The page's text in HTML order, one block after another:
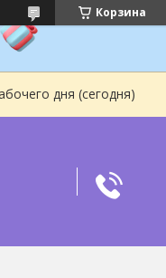
Корзина
дня (сегодня)